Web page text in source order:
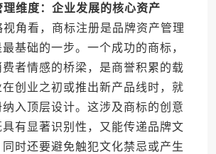
理维度：企业发展的核心资产
看，商标注册是品牌资产管理
基础的一步。一个成功的商标，
者情感的桥梁，是商誉积累的载
创业之初或推出新产品线时，就
入顶层设计。这涉及商标的创意
有显著识别性，又能传递品牌文
时还要避免触犯文化禁忌或产生